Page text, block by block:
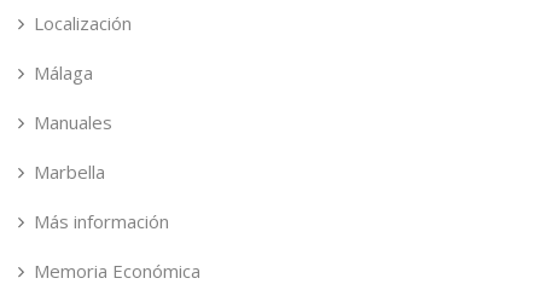
Localización
Málaga
Manuales
Marbella
Más información
Memoria Económica